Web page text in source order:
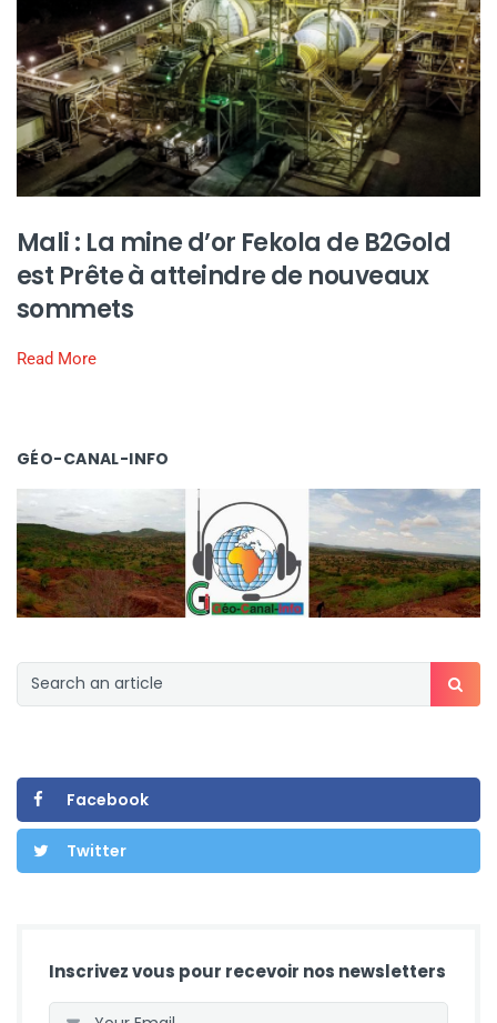
Mali : La mine d’or Fekola de B2Gold
est Prête à atteindre de nouveaux
sommets
Read More
GÉO-CANAL-INFO
Facebook
Twitter
Inscrivez vous pour recevoir nos newsletters